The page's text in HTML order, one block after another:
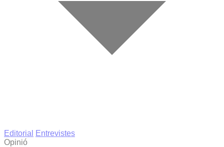
Editorial
Entrevistes
Opinió